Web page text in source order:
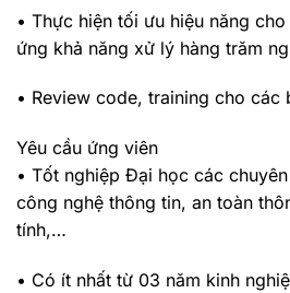
• Thực hiện tối ưu hiệu năng
ứng khả năng xử lý hàng trăm
• Review code, training cho các
Yêu cầu ứng viên
• Tốt nghiệp Đại học các
công nghệ thông tin, an toàn
tính,…
• Có ít nhất từ 03 năm kinh